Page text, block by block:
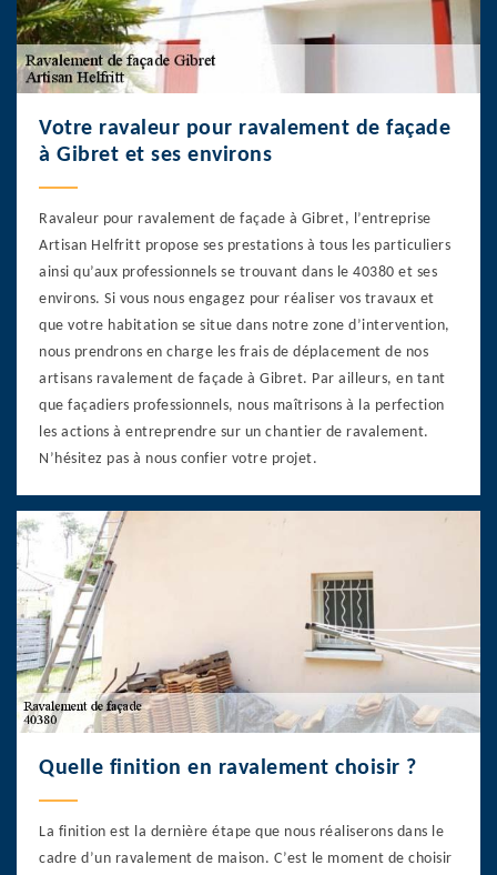
Votre ravaleur pour ravalement de façade
à Gibret et ses environs
Ravaleur pour ravalement de façade à Gibret, l’entreprise
Artisan Helfritt propose ses prestations à tous les particuliers
ainsi qu’aux professionnels se trouvant dans le 40380 et ses
environs. Si vous nous engagez pour réaliser vos travaux et
que votre habitation se situe dans notre zone d’intervention,
nous prendrons en charge les frais de déplacement de nos
artisans ravalement de façade à Gibret. Par ailleurs, en tant
que façadiers professionnels, nous maîtrisons à la perfection
les actions à entreprendre sur un chantier de ravalement.
N’hésitez pas à nous confier votre projet.
Quelle finition en ravalement choisir ?
La finition est la dernière étape que nous réaliserons dans le
cadre d’un ravalement de maison. C’est le moment de choisir